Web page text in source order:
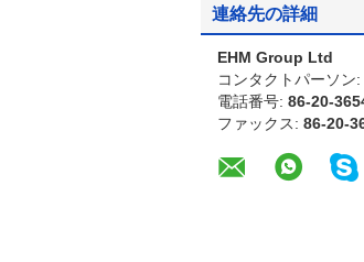
連絡先の詳細
EHM Group Ltd
コンタクトパーソン:
電話番号: 86-20-
ファックス: 86-20-